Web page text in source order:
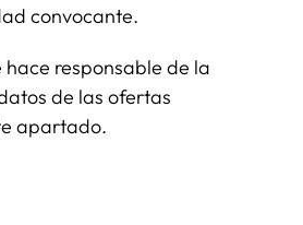
convocante.
hace responsable de la
de las ofertas
apartado.